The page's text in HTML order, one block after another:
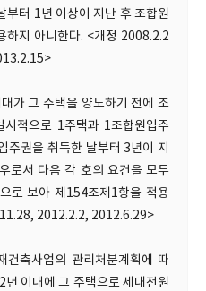
부터 1년 이상이 지난 후 조합원
하지 아니한다. <개정 2008.2.2
가 그 주택을 양도하기 전에 조
적으로 1주택과 1조합원입주
주권을 취득한 날부터 3년이 지
로서 다음 각 호의 요건을 모두
로 보아 제154조제1항을 적용
2012.2.2, 2012.6.29>
건축사업의 관리처분계획에 따
이내에 그 주택으로 세대전원